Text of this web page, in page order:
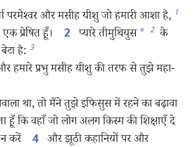
परमेश्‍वर और मसीह यीशु जो हमारी आशा है, 1
प्रेषित हूँ। 2 प्यारे तीमुथियुस * 2 के
है: 3
हमारे प्रभु मसीह यीशु की तरफ से तुझे महा-
था, तो मैंने तुझे इफिसुस में रहने का बढ़ावा
हूँ कि वहाँ जो लोग अलग किस्म की शिक्षाएँ दे
करें
4 और झूठी कहानियों पर और